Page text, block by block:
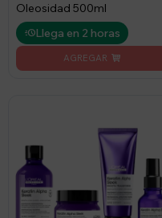
Oleosidad 500ml
Llega en 2 horas